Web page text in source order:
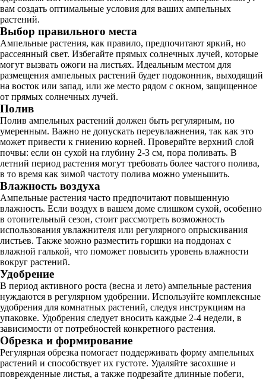
вам создать оптимальные условия для ваших ампельных
растений.
Выбор правильного места
Ампельные растения, как правило, предпочитают яркий, но
рассеянный свет. Избегайте прямых солнечных лучей, которые
могут вызвать ожоги на листьях. Идеальным местом для
размещения ампельных растений будет подоконник, выходящий
на восток или запад, или же место рядом с окном, защищенное
от прямых солнечных лучей.
Полив
Полив ампельных растений должен быть регулярным, но
умеренным. Важно не допускать переувлажнения, так как это
может привести к гниению корней. Проверяйте верхний слой
почвы: если он сухой на глубину 2-3 см, пора поливать. В
летний период растения могут требовать более частого полива,
в то время как зимой частоту полива можно уменьшить.
Влажность воздуха
Ампельные растения часто предпочитают повышенную
влажность. Если воздух в вашем доме слишком сухой, особенно
в отопительный сезон, стоит рассмотреть возможность
использования увлажнителя или регулярного опрыскивания
листьев. Также можно разместить горшки на поддонах с
влажной галькой, что поможет повысить уровень влажности
вокруг растений.
Удобрение
В период активного роста (весна и лето) ампельные растения
нуждаются в регулярном удобрении. Используйте комплексные
удобрения для комнатных растений, следуя инструкциям на
упаковке. Удобрения следует вносить каждые 2-4 недели, в
зависимости от потребностей конкретного растения.
Обрезка и формирование
Регулярная обрезка помогает поддерживать форму ампельных
растений и способствует их густоте. Удаляйте засохшие и
поврежденные листья, а также подрезайте длинные побеги,